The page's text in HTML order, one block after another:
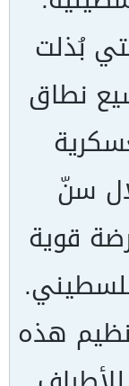
بُذلت
نطاق
سنّ
قوية
هذه